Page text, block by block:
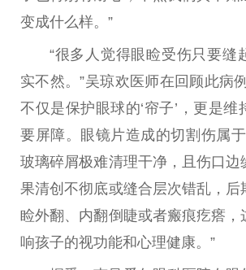
变成什么样。”
“很多人觉得眼睑受伤只要缝
实不然。”吴琼欢医师在回顾此病
不仅是保护眼球的‘帘子’，更是维
要屏障。眼镜片造成的切割伤属于
玻璃碎屑极难清理干净，且伤口边
果清创不彻底或缝合层次错乱，后
睑外翻、内翻倒睫或者瘢痕疙瘩，
响孩子的视功能和心理健康。”